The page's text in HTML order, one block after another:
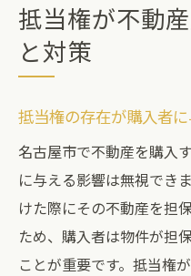
抵当権が不動
と対策
抵当権の存在が購入者
名古屋市で不動産を購入
に与える影響は無視でき
けた際にその不動産を担
ため、購入者は物件が担
ことが重要です。抵当権